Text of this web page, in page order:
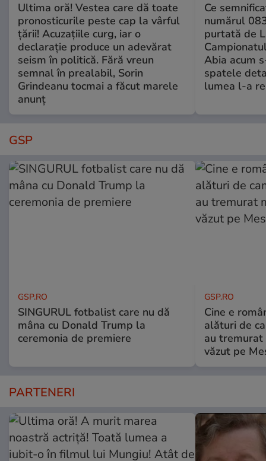
Ultima oră! Vestea care dă toate
pronosticurile peste cap la vârful
țării! Acuzațiile curg, iar o
declarație produce un adevărat
seism în politică. Fără vreun
semnal în prealabil, Sorin
Grindeanu tocmai a făcut marele
anunț
Ce
numărul
purtată de
Abia acum
spatele
lumea l-a
GSP
GSP.RO
SINGURUL fotbalist care nu dă
mâna cu Donald Trump la
ceremonia de premiere
GSP.RO
Cine e
alături de
au
văzut pe
PARTENERI